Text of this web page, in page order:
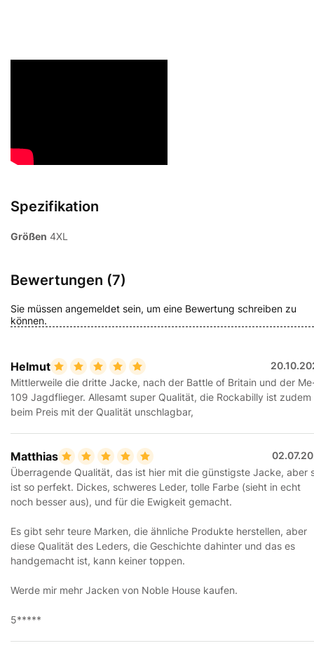
Spezifikation
Größen 4XL
Bewertungen (7)
Sie müssen angemeldet sein, um eine Bewertung schreiben zu
können.
Helmut
Mittlerweile die dritte Jacke, nach der Battle of Britain und der
109 Jagdflieger. Allesamt super Qualität, die Rockabilly ist zudem
beim Preis mit der Qualität unschlagbar,
Matthias
Überragende Qualität, das ist hier mit die günstigste Jacke, aber
ist so perfekt. Dickes, schweres Leder, tolle Farbe (sieht in echt
noch besser aus), und für die Ewigkeit gemacht.
Es gibt sehr teure Marken, die ähnliche Produkte herstellen, aber
diese Qualität des Leders, die Geschichte dahinter und das es
handgemacht ist, kann keiner toppen.
Werde mir mehr Jacken von Noble House kaufen.
5*****